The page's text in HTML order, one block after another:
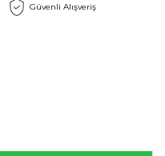
Güvenli Alışveriş